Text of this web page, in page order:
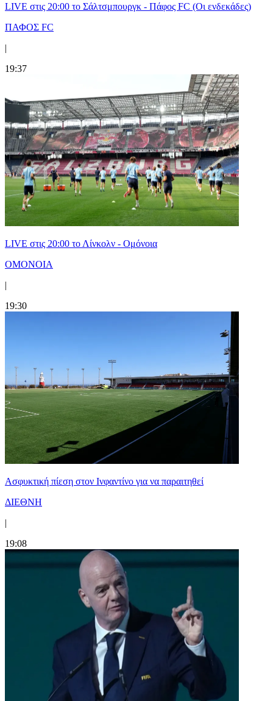
LIVE στις 20:00 το Σάλτσμπουργκ - Πάφος FC (Οι ενδεκάδες)
ΠΑΦΟΣ FC
|
19:37
LIVE στις 20:00 το Λίνκολν - Ομόνοια
ΟΜΟΝΟΙΑ
|
19:30
Ασφυκτική πίεση στον Ινφαντίνο για να παραιτηθεί
ΔΙΕΘΝΗ
|
19:08